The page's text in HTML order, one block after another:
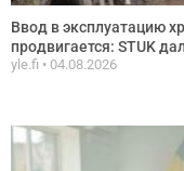
Ввод в эксплуатацию
продвигается: STUK
yle.fi 04.08.2026